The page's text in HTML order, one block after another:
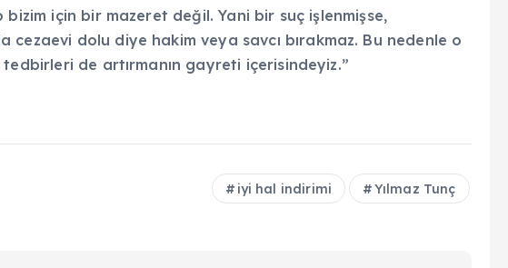
bizim için bir mazeret değil. Yani bir suç işlenmişse,
dolu diye hakim veya savcı bırakmaz. Bu nedenle o
de artırmanın gayreti içerisindeyiz.”
iyi hal indirimi Yılmaz Tunç